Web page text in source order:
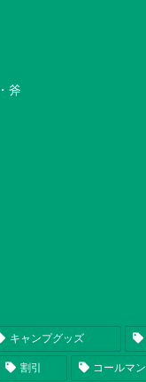
斧
キャンプグッズ
割引 コールマン